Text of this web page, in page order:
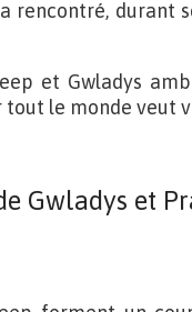
rencontré, durant
et Gwladys
le monde veut
Gwladys et